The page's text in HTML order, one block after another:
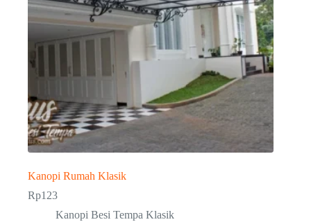
Kanopi Rumah Klasik
Rp123
Kanopi Besi Tempa Klasik